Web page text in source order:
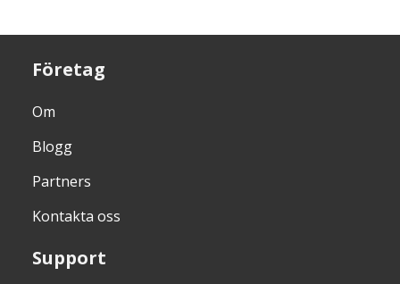
Företag
Om
Blogg
Partners
Kontakta oss
Support